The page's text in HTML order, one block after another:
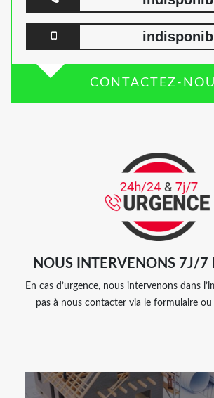
CONTACTEZ-
NOUS INTERVENONS 7J/
En cas d’urgence, nous intervenons dans
pas à nous contacter via le formulaire ou